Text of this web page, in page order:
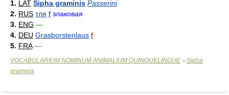
1. LAT Sipha graminis Passerini
2. RUS тля f злаковая
3. ENG —
4. DEU Grasborstenlaus f
5. FRA —
VOCABULARIUM NOMINUM ANIMALIUM QUINQUELINGUE > Sipha
graminis